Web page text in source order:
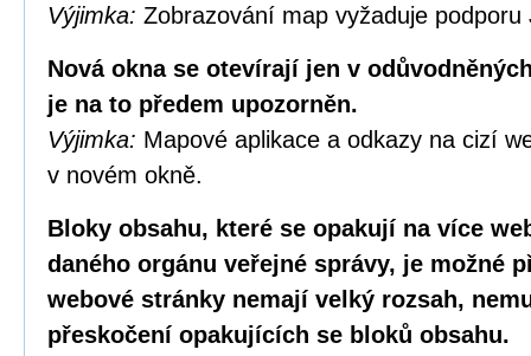
Výjimka: Zobrazování map vyžaduje podporu
Nová okna se otevírají jen v
je na to předem upozorněn.
Výjimka: Mapové aplikace a odkazy na cizí
v novém okně.
Bloky obsahu, které se opakují na více
daného orgánu veřejné správy, je možné
webové stránky nemají velký rozsah,
přeskočení opakujících se bloků obsahu.